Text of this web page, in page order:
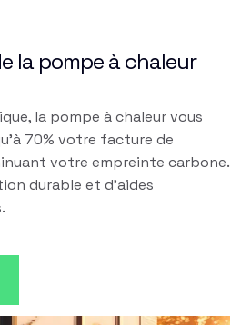
la pompe à chaleur
la pompe à chaleur vous
70% votre facture de
votre empreinte carbone.
durable et d'aides